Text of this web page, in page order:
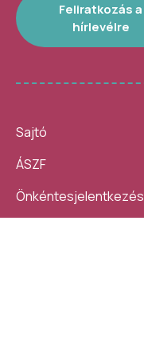
Feliratkozás a
hírlevélre
Sajtó
ÁSZF
Önkéntesjelentkezés